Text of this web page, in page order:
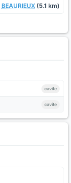
BEAURIEUX (5.1 km)
cavite
cavite